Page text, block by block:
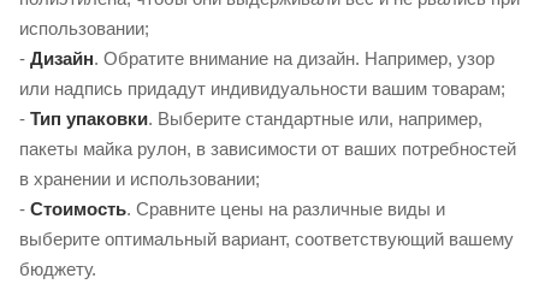
использовании;
- Дизайн. Обратите внимание на дизайн. Например, узор
или надпись придадут индивидуальности вашим товарам;
- Тип упаковки. Выберите стандартные или, например,
пакеты майка рулон, в зависимости от ваших потребностей
в хранении и использовании;
- Стоимость. Сравните цены на различные виды и
выберите оптимальный вариант, соответствующий вашему
бюджету.